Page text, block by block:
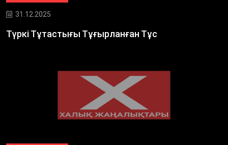
31.12.2025
Түркі Тұтастығы Тұғырланған Тұс